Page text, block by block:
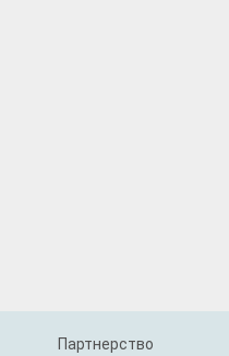
Партнерство